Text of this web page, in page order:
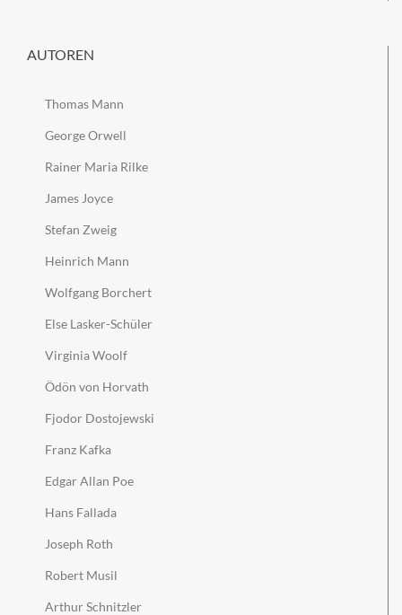
AUTOREN
Thomas Mann
George Orwell
Rainer Maria Rilke
James Joyce
Stefan Zweig
Heinrich Mann
Wolfgang Borchert
Else Lasker-Schüler
Virginia Woolf
Ödön von Horvath
Fjodor Dostojewski
Franz Kafka
Edgar Allan Poe
Hans Fallada
Joseph Roth
Robert Musil
Arthur Schnitzler